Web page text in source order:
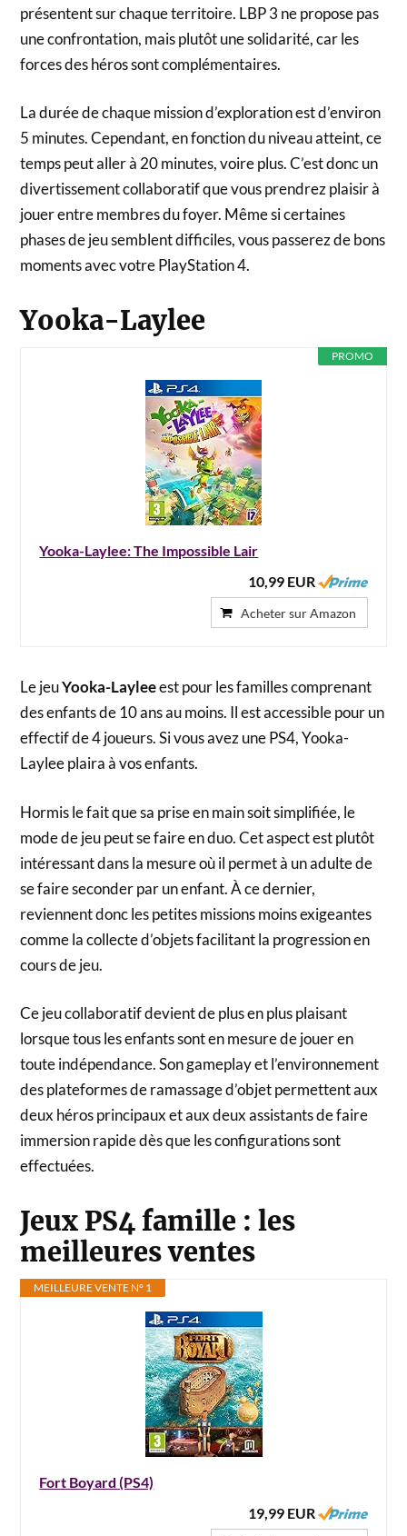
présentent sur chaque territoire. LBP 3 ne propose pas
une confrontation, mais plutôt une solidarité, car les
forces des héros sont complémentaires.
La durée de chaque mission d’exploration est d’environ
5 minutes. Cependant, en fonction du niveau atteint, ce
temps peut aller à 20 minutes, voire plus. C’est donc un
divertissement collaboratif que vous prendrez plaisir à
jouer entre membres du foyer. Même si certaines
phases de jeu semblent difficiles, vous passerez de bons
moments avec votre PlayStation 4.
Yooka-Laylee
PROMO
Yooka-Laylee: The Impossible Lair
10,99 EUR
Acheter sur Amazon
Le jeuYooka-Layleeest pour les familles comprenant
des enfants de 10 ans au moins. Il est accessible pour un
effectif de 4 joueurs. Si vous avez une PS4, Yooka-
Laylee plaira à vos enfants.
Hormis le fait que sa prise en main soit simplifiée, le
mode de jeu peut se faire en duo. Cet aspect est plutôt
intéressant dans la mesure où il permet à un adulte de
se faire seconder par un enfant. À ce dernier,
reviennent donc les petites missions moins exigeantes
comme la collecte d’objets facilitant la progression en
cours de jeu.
Ce jeu collaboratif devient de plus en plus plaisant
lorsque tous les enfants sont en mesure de jouer en
toute indépendance. Son gameplay et l’environnement
des plateformes de ramassage d’objet permettent aux
deux héros principaux et aux deux assistants de faire
immersion rapide dès que les configurations sont
effectuées.
Jeux PS4 famille : les
meilleures ventes
MEILLEURE VENTE N° 1
Fort Boyard (PS4)
19,99 EUR